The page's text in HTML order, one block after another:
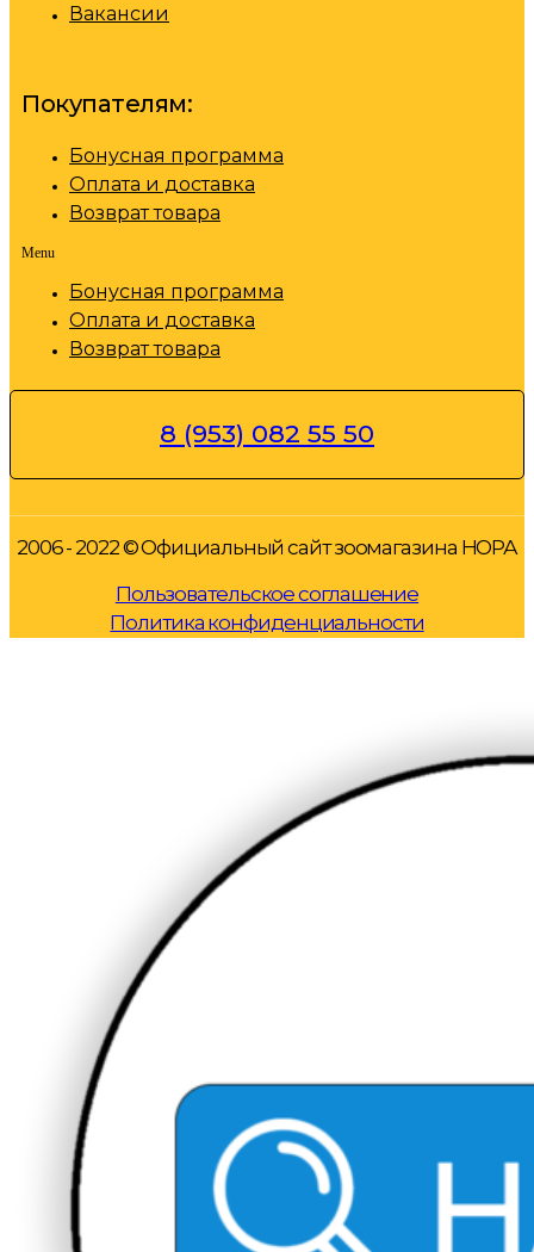
Вакансии
Покупателям:
Бонусная программа
Оплата и доставка
Возврат товара
Menu
Бонусная программа
Оплата и доставка
Возврат товара
8 (953) 082 55 50
2006 - 2022 © Официальный сайт зоомагазина НОРА
Пользовательское соглашение
Политика конфиденциальности